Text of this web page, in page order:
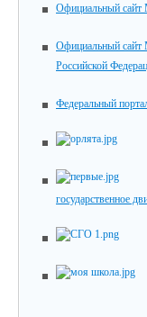
Официальный сайт
Официальный сайт
Российской
Федеральный
государственное